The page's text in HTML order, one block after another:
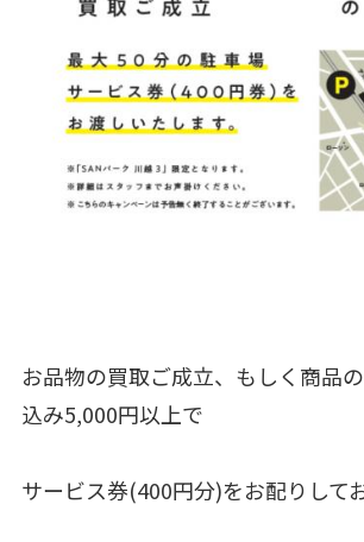
お品物の買取ご成立、もしく商品
込み5,000円以上で
サービス券(400円分)をお配りして